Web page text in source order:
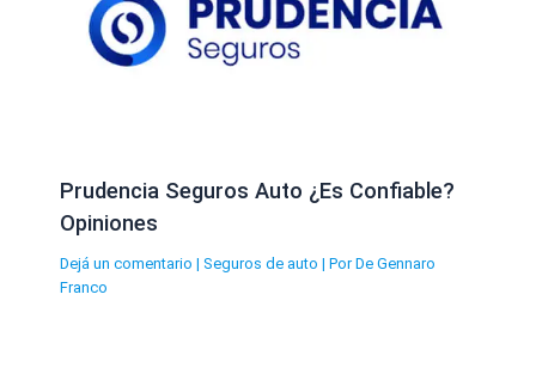
Prudencia Seguros Auto ¿Es Confiable?
Opiniones
Dejá un comentario | Seguros de auto | Por De Gennaro
Franco